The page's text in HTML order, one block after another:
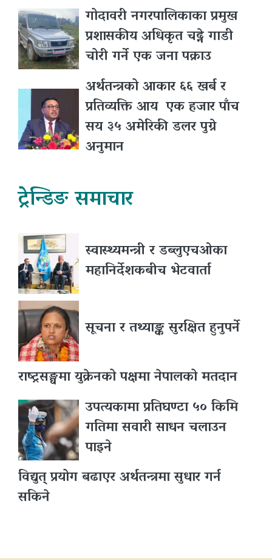
गोदावरी नगरपालिकाका प्रमुख
प्रशासकीय अधिकृत चढ्ने गाडी
चोरी गर्ने एक जना पक्राउ
अर्थतन्त्रको आकार ६६ खर्ब र
प्रतिव्यक्ति आय एक हजार पाँच
सय ३५ अमेरिकी डलर पुग्ने
अनुमान
ट्रेन्डिङ समाचार
स्वास्थ्यमन्त्री र डब्लुएचओका
महानिर्देशकबीच भेटवार्ता
सूचना र तथ्याङ्क सुरक्षित हुनुपर्ने
राष्ट्रसङ्घमा युक्रेनको पक्षमा नेपालको मतदान
उपत्यकामा प्रतिघण्टा ५० किमि
गतिमा सवारी साधन चलाउन
पाइने
विद्युत् प्रयोग बढाएर अर्थतन्त्रमा सुधार गर्न
सकिने